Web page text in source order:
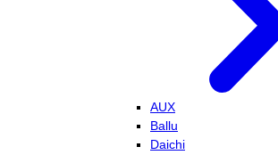
AUX
Ballu
Daichi